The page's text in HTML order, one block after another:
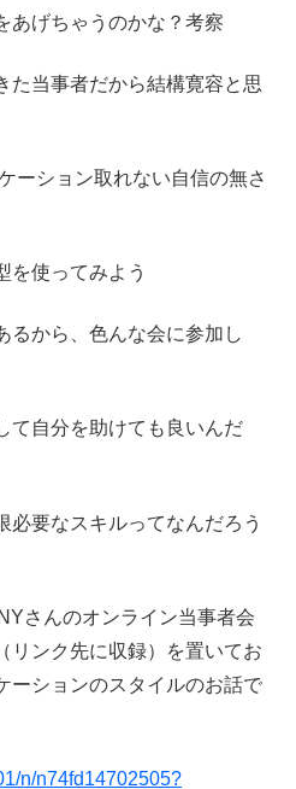
あげちゃうのかな？考察
た当事者だから結構寛容と思
ーション取れない自信の無さ
を使ってみよう
るから、色んな会に参加し
て自分を助けても良いんだ
必要なスキルってなんだろう
さんのオンライン当事者会
リンク先に収録）を置いてお
ーションのスタイルのお話で
n/n74fd14702505?